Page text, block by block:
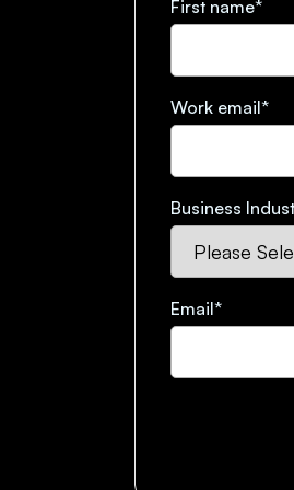
First name*
Work email*
Business
Email*